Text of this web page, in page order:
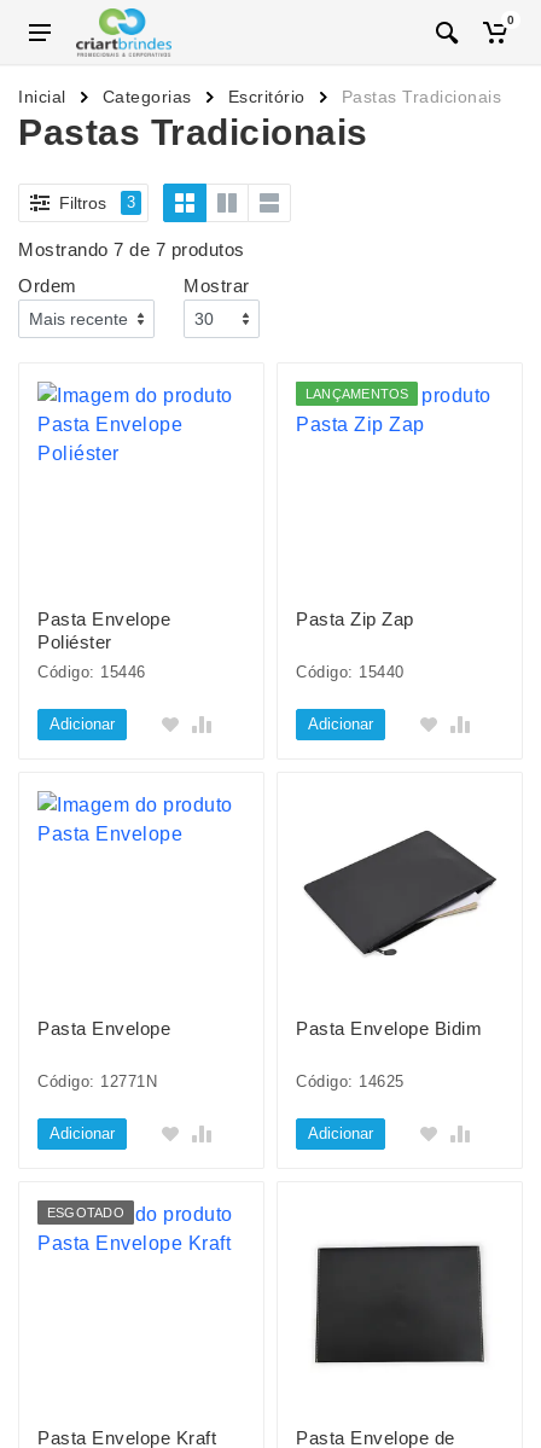
0
Inicial Categorias Escritório Pastas Tradicionais
Pastas Tradicionais
Filtros 3
Mostrando 7 de 7 produtos
Ordem
Mostrar
Pasta Envelope
Poliéster
Código: 15446
Adicionar
LANÇAMENTOS
Pasta Zip Zap
Código: 15440
Adicionar
Pasta Envelope
Código: 12771N
Adicionar
Pasta Envelope Bidim
Código: 14625
Adicionar
ESGOTADO
Pasta Envelope Kraft
Pasta Envelope de